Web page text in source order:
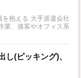
抱える 大手派遣会社
業、接客やオフィス系
(ピッキング)、